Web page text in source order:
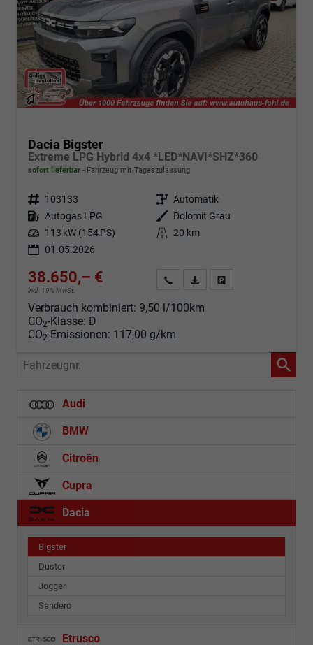
Dacia Bigster
Extreme LPG Hybrid 4x4 *LED*NAVI*SHZ*360
sofort lieferbar Fahrzeug mit Tageszulassung
Fahrzeugnr. 103133 Getriebe Automatik
Kraftstoff Autogas LPG Außenfarbe
Dolomit Grau
Leistung 113 kW (154 PS) Kilometerstand 20 km
01.05.2026
38.650,– €
incl. 19% MwSt.
Angebot anfordern
Fahrzeugexpose (PDF)
Verbrauch kombiniert: 9,50 l/100km
CO2-Klasse: D
CO2-Emissionen: 117,00 g/km
Fahrzeugnr.
Audi
BMW
Citroën
Cupra
Dacia
Bigster
Duster
Jogger
Sandero
Etrusco